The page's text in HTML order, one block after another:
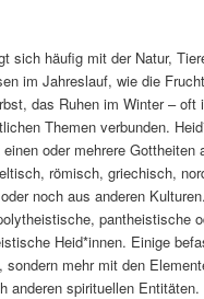
sich häufig mit der Natur,
im Jahreslauf, wie die
das Ruhen im Winter – oft
Themen verbunden.
oder mehrere Gottheiten
römisch, griechisch,
noch aus anderen Kulturen.
pantheistische
Heid*innen. Einige
sondern mehr mit den
anderen spirituellen Entitäten.